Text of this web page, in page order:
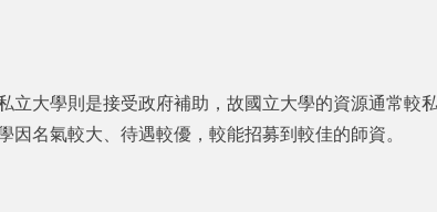
大學則是接受政府補助，故國立大學的資源通常較
名氣較大、待遇較優，較能招募到較佳的師資。